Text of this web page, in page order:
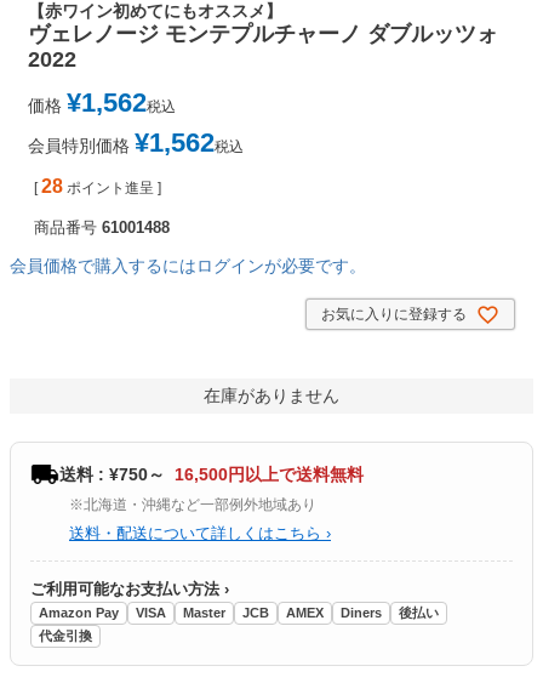
【赤ワイン初めてにもオススメ】
ヴェレノージ モンテプルチャーノ ダブルッツォ
2022
価格 ¥1,562税込
会員特別価格 ¥1,562税込
[ 28 ポイント進呈 ]
商品番号 61001488
会員価格で購入するにはログインが必要です。
お気に入りに登録する
在庫がありません
送料 : ¥750～ 16,500円以上で送料無料
※北海道・沖縄など一部例外地域あり
送料・配送について詳しくはこちら ›
ご利用可能なお支払い方法 ›
Amazon Pay VISA Master JCB AMEX Diners
後払い
代金引換